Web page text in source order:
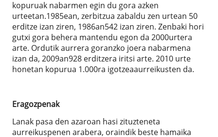
kopuruak nabarmen egin du gora azken
urteetan.1985ean, zerbitzua zabaldu zen urtean 50
erditze izan ziren, 1986an542 izan ziren. Zenbaki hori
gutxi gora behera mantendu egon da 2000urtera
arte. Ordutik aurrera goranzko joera nabarmena
izan da, 2009an928 erditzera iritsi arte. 2010 urte
honetan kopurua 1.000ra igotzeaaurreikusten da.
Eragozpenak
Lanak pasa den azaroan hasi zituzteneta
aurreikuspenen arabera, oraindik beste hamaika